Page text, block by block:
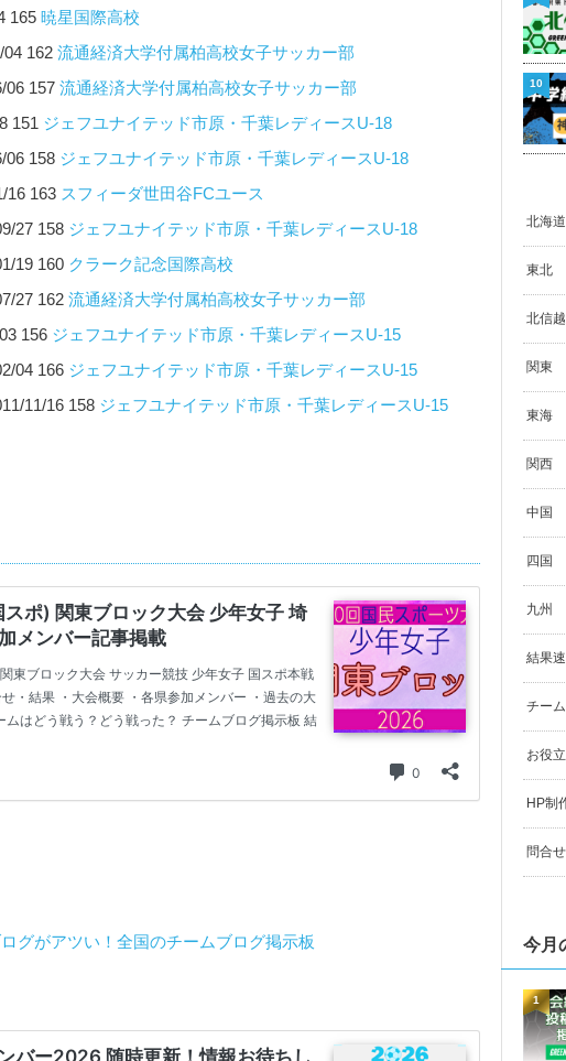
165 暁星国際高校
162 流通経済大学付属柏高校女子サッカー部
06 157 流通経済大学付属柏高校女子サッカー部
151 ジェフユナイテッド市原・千葉レディースU-18
06 158 ジェフユナイテッド市原・千葉レディースU-18
16 163 スフィーダ世田谷FCユース
27 158 ジェフユナイテッド市原・千葉レディースU-18
19 160 クラーク記念国際高校
27 162 流通経済大学付属柏高校女子サッカー部
156 ジェフユナイテッド市原・千葉レディースU-15
04 166 ジェフユナイテッド市原・千葉レディースU-15
11/16 158 ジェフユナイテッド市原・千葉レディースU-15
グがアツい！全国のチームブログ掲示板
10
北海道
東北
北信越
関東
東海
関西
中国
四国
九州
結果
チー
お役
HP制
問合せ
今月
1